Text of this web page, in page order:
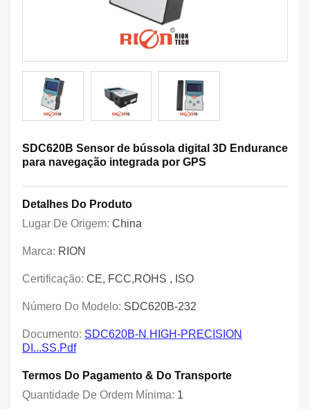
SDC620B Sensor de bússola digital 3D Endurance
para navegação integrada por GPS
Detalhes Do Produto
Lugar De Origem: China
Marca: RION
Certificação: CE, FCC,ROHS , ISO
Número Do Modelo: SDC620B-232
Documento: SDC620B-N HIGH-PRECISION
DI...SS.pdf
Termos Do Pagamento & Do Transporte
Quantidade De Ordem Mínima: 1